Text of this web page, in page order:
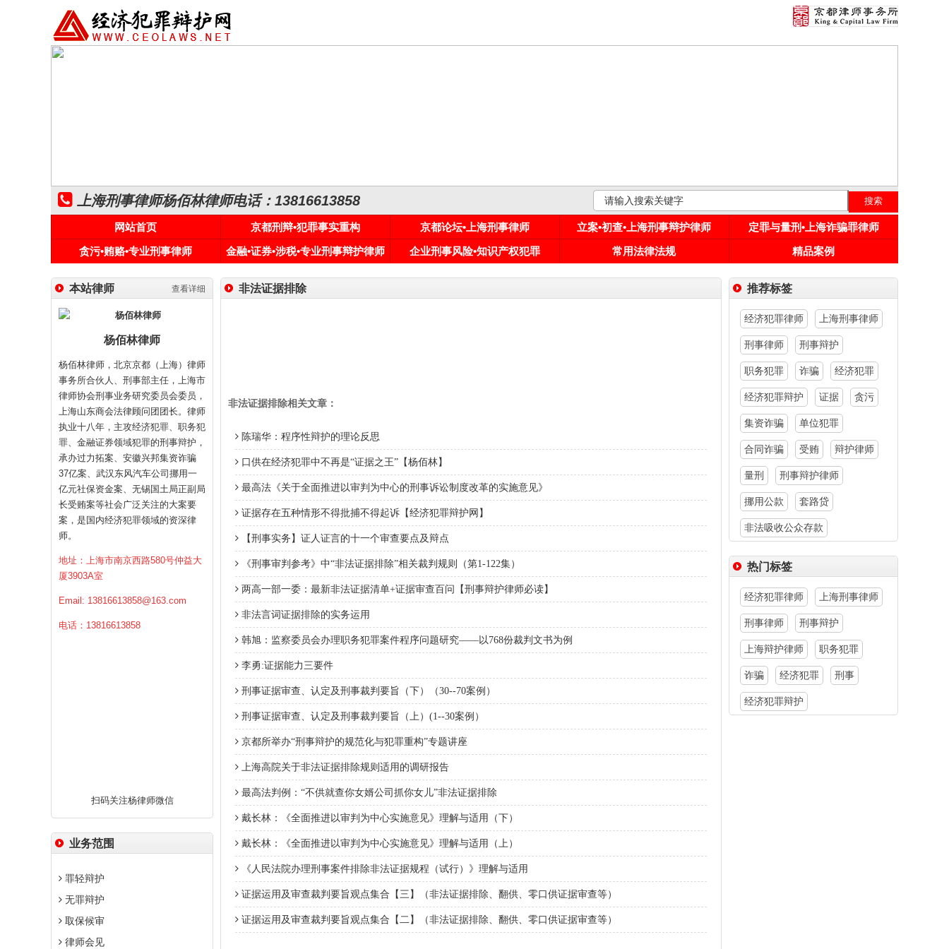
上海刑事律师杨佰林律师电话：13816613858
网站首页 京都刑辩•犯罪事实重构 京都论坛•上海刑事律师 立案•初查•上海刑事辩护律师
定罪与量刑•上海诈骗罪律师
贪污•贿赂•专业刑事律师
金融•证券•涉税•专业刑事辩护律师 企业刑事风险•知识产权犯罪 常用法律法规 精品案例
查看详细
本站律师
杨佰林律师
杨佰林律师，北京京都（上海）律师
事务所合伙人、刑事部主任，上海市
律师协会刑事业务研究委员会委员，
上海山东商会法律顾问团团长。律师
执业十八年，主攻经济犯罪、职务犯
罪、金融证券领域犯罪的刑事辩护，
承办过力拓案、安徽兴邦集资诈骗
37亿案、武汉东风汽车公司挪用一
亿元社保资金案、无锡国土局正副局
长受贿案等社会广泛关注的大案要
案，是国内经济犯罪领域的资深律
师。
地址：上海市南京西路580号仲益大
厦3903A室
Email: 13816613858@163.com
电话：13816613858
扫码关注杨律师微信
业务范围
罪轻辩护
无罪辩护
取保候审
律师会见
非法证据排除
非法证据排除相关文章：
陈瑞华：程序性辩护的理论反思
口供在经济犯罪中不再是“证据之王”【杨佰林】
最高法《关于全面推进以审判为中心的刑事诉讼制度改革的实施意见》
证据存在五种情形不得批捕不得起诉【经济犯罪辩护网】
【刑事实务】证人证言的十一个审查要点及辩点
《刑事审判参考》中“非法证据排除”相关裁判规则（第1-122集）
两高一部一委：最新非法证据清单+证据审查百问【刑事辩护律师必读】
非法言词证据排除的实务运用
韩旭：监察委员会办理职务犯罪案件程序问题研究——以768份裁判文书为例
李勇:证据能力三要件
刑事证据审查、认定及刑事裁判要旨（下）（30--70案例）
刑事证据审查、认定及刑事裁判要旨（上）(1--30案例）
京都所举办“刑事辩护的规范化与犯罪重构”专题讲座
上海高院关于非法证据排除规则适用的调研报告
最高法判例：“不供就查你女婿公司抓你女儿”非法证据排除
戴长林：《全面推进以审判为中心实施意见》理解与适用（下）
戴长林：《全面推进以审判为中心实施意见》理解与适用（上）
《人民法院办理刑事案件排除非法证据规程（试行）》理解与适用
证据运用及审查裁判要旨观点集合【三】（非法证据排除、翻供、零口供证据审查等）
证据运用及审查裁判要旨观点集合【二】（非法证据排除、翻供、零口供证据审查等）
推荐标签
经济犯罪律师 上海刑事律师
刑事律师 刑事辩护
职务犯罪 诈骗 经济犯罪
经济犯罪辩护 证据 贪污
集资诈骗 单位犯罪
合同诈骗 受贿 辩护律师
量刑 刑事辩护律师
挪用公款 套路贷
非法吸收公众存款
热门标签
经济犯罪律师 上海刑事律师
刑事律师 刑事辩护
上海辩护律师 职务犯罪
诈骗 经济犯罪 刑事
经济犯罪辩护